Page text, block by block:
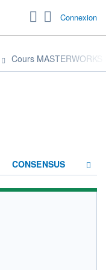
Connexion
Cours MASTERWORKS
CONSENSUS